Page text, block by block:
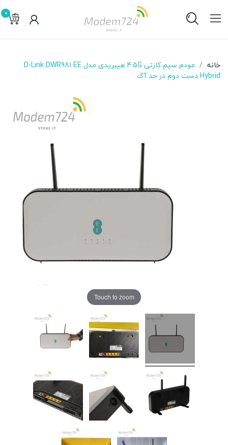
0
خانه
مودم سیم کارتی 4.5G هیبریدی مدل D-Link DWR981 EE
Hybrid دست دوم در حد آک
Touch to zoom